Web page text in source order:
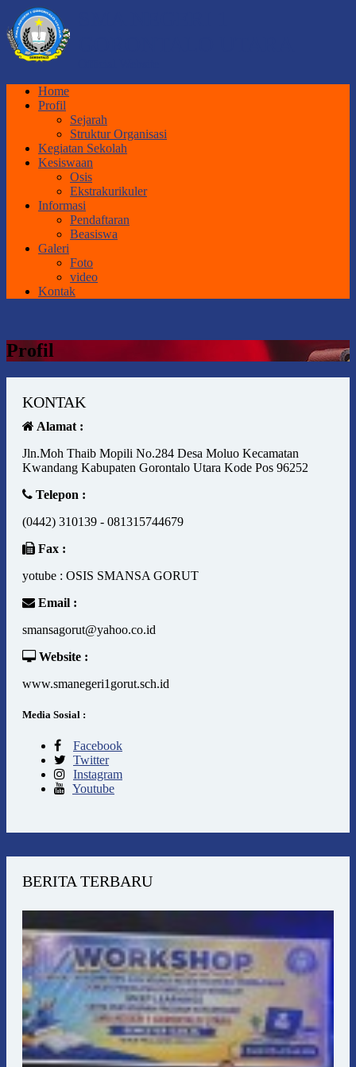
Home
Profil
Sejarah
Struktur Organisasi
Kegiatan Sekolah
Kesiswaan
Osis
Ekstrakurikuler
Informasi
Pendaftaran
Beasiswa
Galeri
Foto
video
Kontak
Profil
KONTAK
Alamat :
Jln.Moh Thaib Mopili No.284 Desa Moluo Kecamatan
Kwandang Kabupaten Gorontalo Utara Kode Pos 96252
Telepon :
(0442) 310139 - 081315744679
Fax :
yotube : OSIS SMANSA GORUT
Email :
smansagorut@yahoo.co.id
Website :
www.smanegeri1gorut.sch.id
Media Sosial :
Facebook
Twitter
Instagram
Youtube
BERITA TERBARU